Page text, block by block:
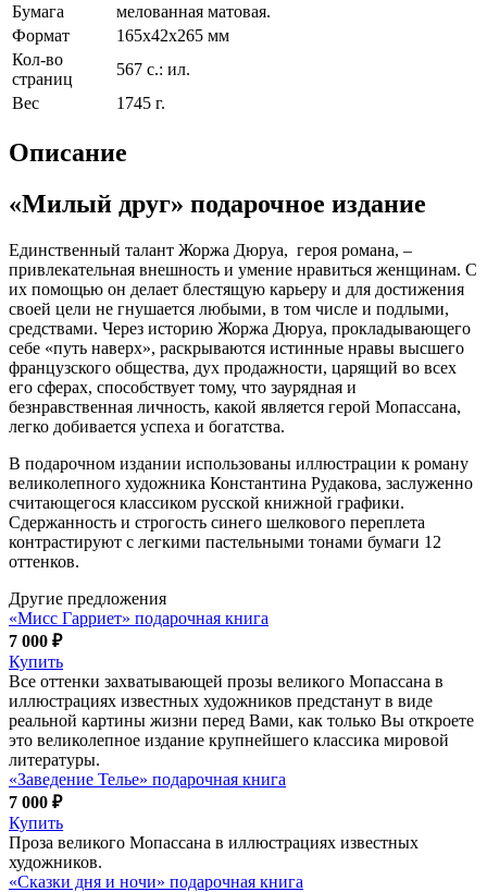
Бумага
мелованная матовая.
Формат
165х42х265 мм
Кол-во
страниц
567 с.: ил.
Вес
1745 г.
Описание
«Милый друг» подарочное издание
Единственный талант Жоржа Дюруа, героя романа, –
привлекательная внешность и умение нравиться женщинам. С
их помощью он делает блестящую карьеру и для достижения
своей цели не гнушается любыми, в том числе и подлыми,
средствами. Через историю Жоржа Дюруа, прокладывающего
себе «путь наверх», раскрываются истинные нравы высшего
французского общества, дух продажности, царящий во всех
его сферах, способствует тому, что заурядная и
безнравственная личность, какой является герой Мопассана,
легко добивается успеха и богатства.
В подарочном издании использованы иллюстрации к роману
великолепного художника Константина Рудакова, заслуженно
считающегося классиком русской книжной графики.
Сдержанность и строгость синего шелкового переплета
контрастируют с легкими пастельными тонами бумаги 12
оттенков.
Другие предложения
«Мисс Гарриет» подарочная книга
7 000 ₽
Купить
Все оттенки захватывающей прозы великого Мопассана в
иллюстрациях известных художников предстанут в виде
реальной картины жизни перед Вами, как только Вы откроете
это великолепное издание крупнейшего классика мировой
литературы.
«Заведение Телье» подарочная книга
7 000 ₽
Купить
Проза великого Мопассана в иллюстрациях известных
художников.
«Сказки дня и ночи» подарочная книга